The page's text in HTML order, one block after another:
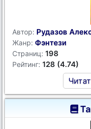
Автор: Рудазов
Жанр: Фэнтези
Страниц: 198
Рейтинг: 128 (4.74)